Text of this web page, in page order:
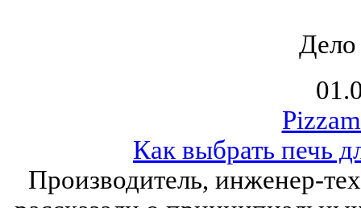
Дело
Как выбрать печь
Производитель, инженер-